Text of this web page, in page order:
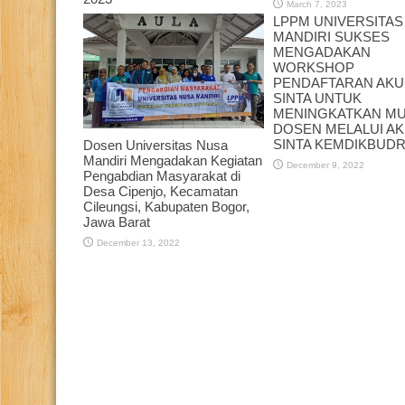
April 5, 2023
March 7, 2023
Dosen Universitas Nusa
Mandiri Mengadakan Kegiatan
Pengabdian Masyarakat di
Desa Cipenjo, Kecamatan
Cileungsi, Kabupaten Bogor,
Jawa Barat
December 13, 2022
LPPM
MANDIRI SUKSES
MENGADAKAN
WORKSHOP
PENDAFTARAN
SINTA UNTUK
MENINGKATKAN
DOSEN MELALUI
SINTA
December 9, 2022